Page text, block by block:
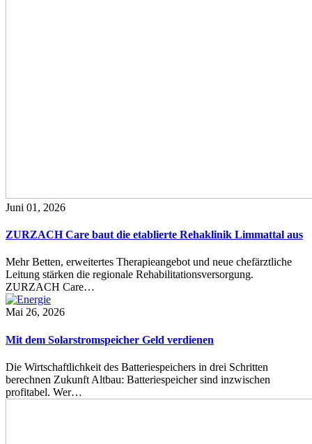
Juni 01, 2026
ZURZACH Care baut die etablierte Rehaklinik Limmattal aus
Mehr Betten, erweitertes Therapieangebot und neue chefärztliche
Leitung stärken die regionale Rehabilitationsversorgung.
ZURZACH Care…
Mai 26, 2026
Mit dem Solarstromspeicher Geld verdienen
Die Wirtschaftlichkeit des Batteriespeichers in drei Schritten
berechnen Zukunft Altbau: Batteriespeicher sind inzwischen
profitabel. Wer…